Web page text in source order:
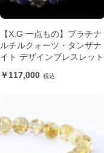
【X.G 一点もの】プラチナ
ルチルクォーツ・タンザナ
イト デザインブレスレット
117,000